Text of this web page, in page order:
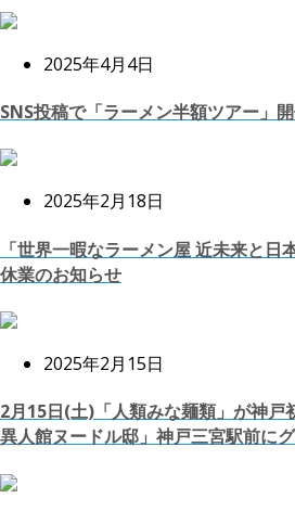
2025年4月4日
SNS投稿で「ラーメン半額ツアー」
2025年2月18日
「世界一暇なラーメン屋 近未来と日
休業のお知らせ
2025年2月15日
2月15日(土)「人類みな麺類」が神戸
異人館ヌードル邸」神戸三宮駅前に